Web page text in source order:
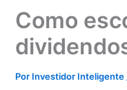
Como
Por Investidor Inteligente